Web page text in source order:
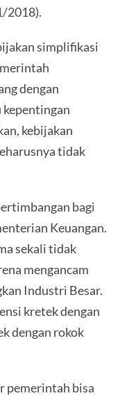
2018).
simplifikasi
dengan
kebijakan
tidak
bagi
Keuangan.
sekali tidak
mengancam
Industri Besar.
kretek dengan
dengan rokok
pemerintah bisa